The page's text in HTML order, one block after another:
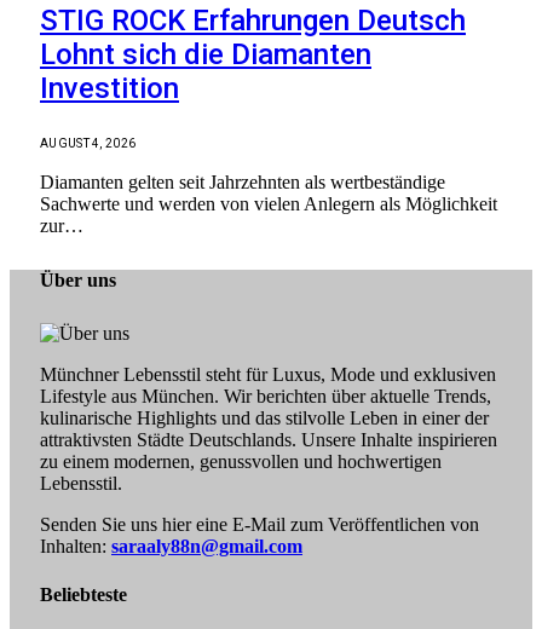
STIG ROCK Erfahrungen Deutsch
Lohnt sich die Diamanten
Investition
AUGUST 4, 2026
Diamanten gelten seit Jahrzehnten als wertbeständige
Sachwerte und werden von vielen Anlegern als Möglichkeit
zur…
Über uns
Münchner Lebensstil steht für Luxus, Mode und exklusiven
Lifestyle aus München. Wir berichten über aktuelle Trends,
kulinarische Highlights und das stilvolle Leben in einer der
attraktivsten Städte Deutschlands. Unsere Inhalte inspirieren
zu einem modernen, genussvollen und hochwertigen
Lebensstil.
Senden Sie uns hier eine E-Mail zum Veröffentlichen von
Inhalten: saraaly88n@gmail.com
Beliebteste